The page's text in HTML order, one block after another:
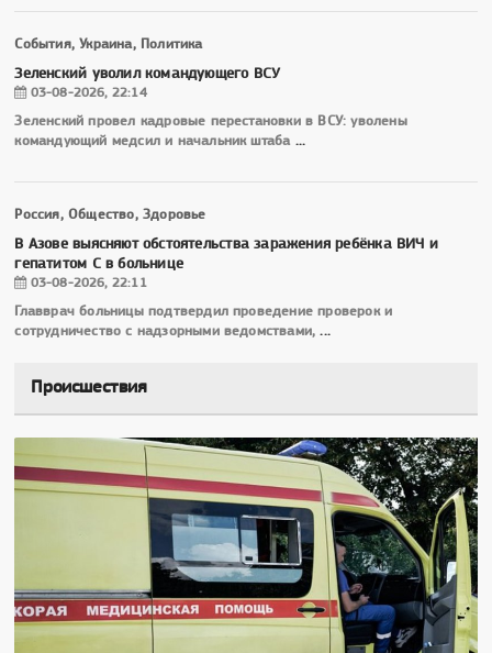
События, Украина, Политика
Зеленский уволил командующего ВСУ
03-08-2026, 22:14
Зеленский провел кадровые перестановки в ВСУ: уволены
командующий медсил и начальник штаба ...
Россия, Общество, Здоровье
В Азове выясняют обстоятельства заражения ребёнка ВИЧ и
гепатитом С в больнице
03-08-2026, 22:11
Главврач больницы подтвердил проведение проверок и
сотрудничество с надзорными ведомствами,...
Происшествия